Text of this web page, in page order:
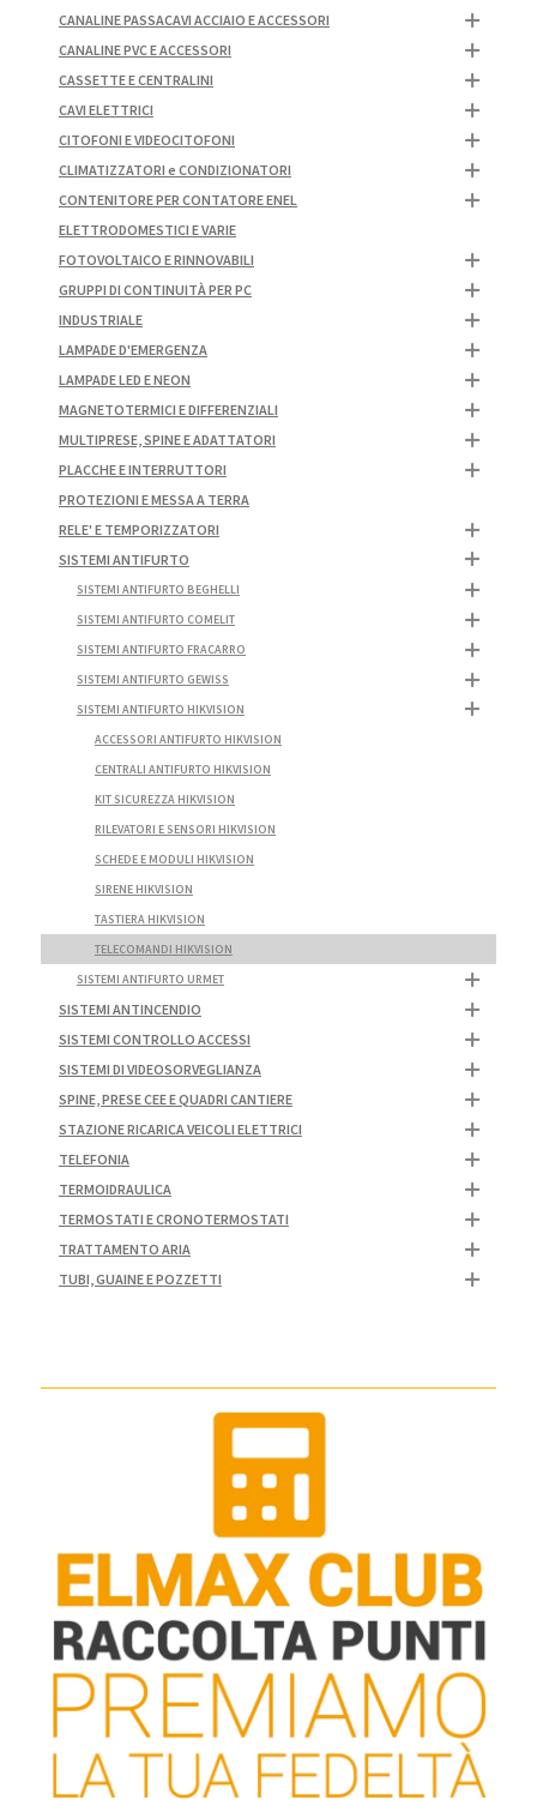
CANALINE PASSACAVI ACCIAIO E ACCESSORI
CANALINE PVC E ACCESSORI
CASSETTE E CENTRALINI
CAVI ELETTRICI
CITOFONI E VIDEOCITOFONI
CLIMATIZZATORI e CONDIZIONATORI
CONTENITORE PER CONTATORE ENEL
ELETTRODOMESTICI E VARIE
FOTOVOLTAICO E RINNOVABILI
GRUPPI DI CONTINUITÀ PER PC
INDUSTRIALE
LAMPADE D'EMERGENZA
LAMPADE LED E NEON
MAGNETOTERMICI E DIFFERENZIALI
MULTIPRESE, SPINE E ADATTATORI
PLACCHE E INTERRUTTORI
PROTEZIONI E MESSA A TERRA
RELE' E TEMPORIZZATORI
SISTEMI ANTIFURTO
SISTEMI ANTIFURTO BEGHELLI
SISTEMI ANTIFURTO COMELIT
SISTEMI ANTIFURTO FRACARRO
SISTEMI ANTIFURTO GEWISS
SISTEMI ANTIFURTO HIKVISION
ACCESSORI ANTIFURTO HIKVISION
CENTRALI ANTIFURTO HIKVISION
KIT SICUREZZA HIKVISION
RILEVATORI E SENSORI HIKVISION
SCHEDE E MODULI HIKVISION
SIRENE HIKVISION
TASTIERA HIKVISION
TELECOMANDI HIKVISION
SISTEMI ANTIFURTO URMET
SISTEMI ANTINCENDIO
SISTEMI CONTROLLO ACCESSI
SISTEMI DI VIDEOSORVEGLIANZA
SPINE, PRESE CEE E QUADRI CANTIERE
STAZIONE RICARICA VEICOLI ELETTRICI
TELEFONIA
TERMOIDRAULICA
TERMOSTATI E CRONOTERMOSTATI
TRATTAMENTO ARIA
TUBI, GUAINE E POZZETTI